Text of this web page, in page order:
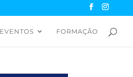
EVENTOS FORMAÇÃO